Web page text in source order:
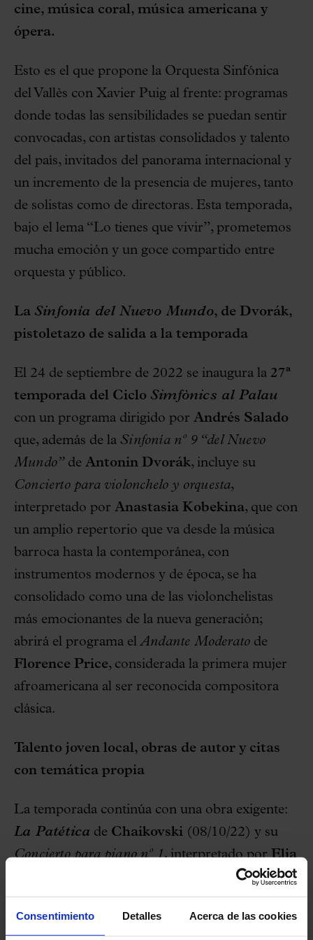
Consentimiento Detalles Acerca de las cookies
cine, música coral, música americana y
ópera.
Esto es el que propone la Orquesta Sinfónica
del Vallès con Xavier Puig al frente: programas
donde todas las sensibilidades se puedan sentir
convocadas, con artistas consolidados y talento
del país, invitados del panorama internacional y
un incremento de la presencia de mujeres, tanto
de solistas como de directoras. Esta temporada,
bajo el lema “Lo tienes que vivir”, prometemos
mucha emoción y un goce compartido entre
orquesta y público.
La Sinfonía del Nuevo Mundo, de Dvorák,
pistoletazo de salida a la temporada
El 24 de septiembre de 2022 se inaugura la 27ª
temporada del Ciclo Simfònics al Palau
con un programa dirigido por Andrés Salado
que, además de la Sinfonía nº 9 “del Nuevo
Mundo”deAntonin Dvorák, incluye su
Concierto para violonchelo y orquesta,
interpretado por Anastasia Kobekina, que con
un amplio repertorio que va desde la música
barroca hasta la contemporánea, con
instrumentos modernos y de época, se ha
consolidado como una de las violonchelistas
más emocionantes de la nueva generación;
abrirá el programa elAndante Moderato de
Florence Price, considerada la primera mujer
afroamericana al ser reconocida compositora
clásica.
Talento joven local, obras de autor y citas
con temática propia
La temporada continúa con una obra exigente:
La Patética de Chaikovski (08/10/22) y su
Concierto para piano nº 1, interpretado porElia
, ganador del Concurso Internacional de
Piano Ricard Viñes. Además, se ofrecerá el
estreno absoluto deCyberpreludi, una nueva